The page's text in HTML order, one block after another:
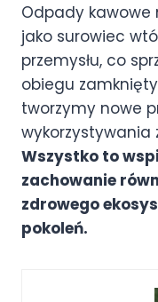
Odpady kawowe
jako surowiec
przemysłu, co
obiegu
tworzymy nowe
Wszystko to
zachowanie
zdrowego
pokoleń.